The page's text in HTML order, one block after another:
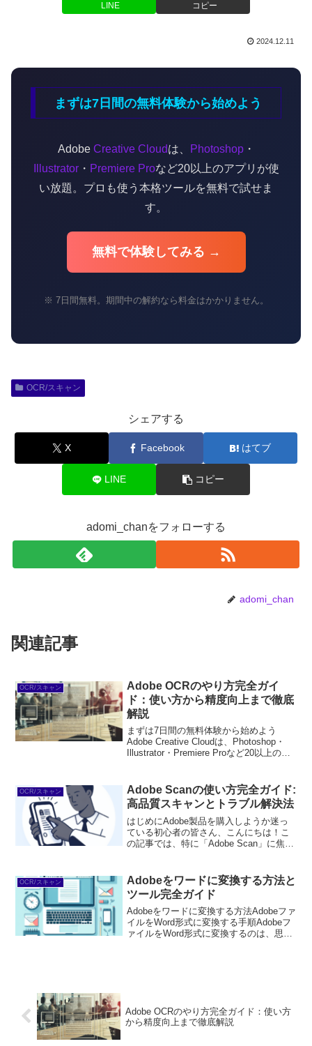
LINE コピー
2024.12.11
まずは7日間の無料体験から始めよう
Adobe Creative Cloudは、 Photoshop・
Illustrator・ Premiere Proなど20以上のアプリが使
い放題。プロも使う本格ツールを無料で試せま
す。
無料で体験してみる →
※ 7日間無料。期間中の解約なら料金はかかりません。
OCR/スキャン
シェアする
X Facebook はてブ
LINE コピー
adomi_chanをフォローする
adomi_chan
関連記事
OCR/スキャン
Adobe OCRのやり方完全ガイ
ド：使い方から精度向上まで徹底
解説
まずは7日間の無料体験から始めよう
Adobe Creative Cloudは、Photoshop・
Illustrator・Premiere Proなど20以上のア
→※...
OCR/スキャン
Adobe Scanの使い方完全ガイド:
高品質スキャンとトラブル解決法
はじめにAdobe製品を購入しようか迷っ
ている初心者の皆さん、こんにちは！こ
の記事では、特に「Adobe Scan」に焦点
マートフォンを使って簡単に高品質な
ス...
OCR/スキャン
Adobeをワードに変換する方法と
ツール完全ガイド
Adobeをワードに変換する方法Adobeファ
イルをWord形式に変換する手順Adobeフ
ァイルをWord形式に変換するのは、思っ
Adobe OCRのやり方完全ガイド：使い方
から精度向上まで徹底解説